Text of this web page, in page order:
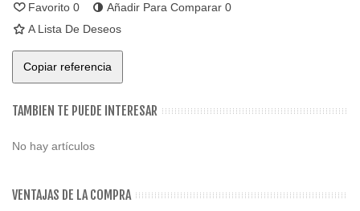
Favorito 0 Añadir Para Comparar 0
A Lista De Deseos
Copiar referencia
TAMBIEN TE PUEDE INTERESAR
No hay artículos
VENTAJAS DE LA COMPRA